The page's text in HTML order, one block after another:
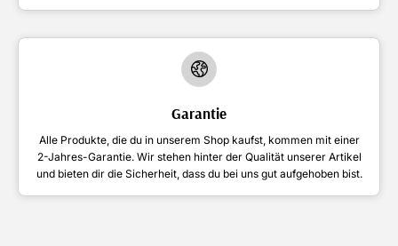
Garantie
Alle Produkte, die du in unserem Shop kaufst, kommen mit einer
2-Jahres-Garantie. Wir stehen hinter der Qualität unserer Artikel
und bieten dir die Sicherheit, dass du bei uns gut aufgehoben bist.